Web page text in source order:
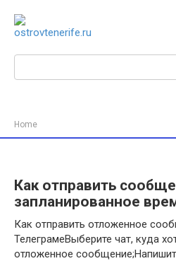
контенту
Поиск:
Home
Как отправить
запланированное
Как отправить отложенное
ТелеграмеВыберите чат, куда
отложенное